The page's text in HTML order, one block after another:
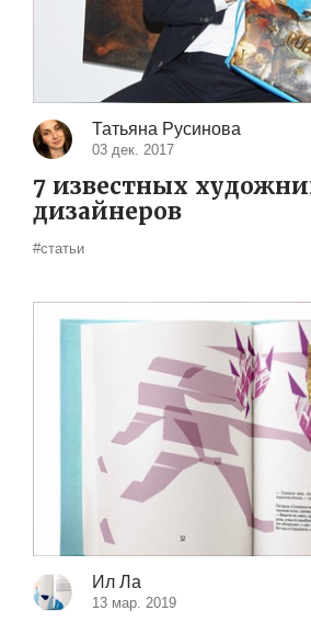
Татьяна Русинова
03 дек. 2017
7 известных
дизайнеров
#статьи
Ил Ла
13 мар. 2019